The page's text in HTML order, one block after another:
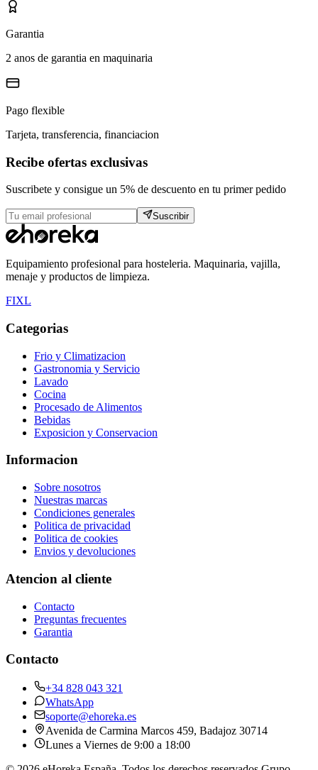
Garantia
2 anos de garantia en maquinaria
Pago flexible
Tarjeta, transferencia, financiacion
Recibe ofertas exclusivas
Suscribete y consigue un 5% de descuento en tu primer pedido
Suscribir
Equipamiento profesional para hosteleria. Maquinaria, vajilla,
menaje y productos de limpieza.
FIXL
Categorias
Frio y Climatizacion
Gastronomia y Servicio
Lavado
Cocina
Procesado de Alimentos
Bebidas
Exposicion y Conservacion
Informacion
Sobre nosotros
Nuestras marcas
Condiciones generales
Politica de privacidad
Politica de cookies
Envios y devoluciones
Atencion al cliente
Contacto
Preguntas frecuentes
Garantia
Contacto
+34 828 043 321
WhatsApp
soporte@ehoreka.es
Avenida de Carmina Marcos 459, Badajoz 30714
Lunes a Viernes de 9:00 a 18:00